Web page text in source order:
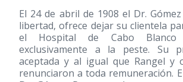
El 24 de abril de 1908 el Dr.
libertad, ofrece dejar su clientela
el Hospital de Cabo Blanco
exclusivamente a la peste. Su
aceptada y al igual que Rangel y
renunciaron a toda remuneración.